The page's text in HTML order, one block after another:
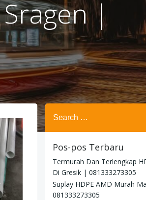
|
Search
for:
Pos-pos Terbaru
Termurah Dan Terlengkap
Di Gresik | 081333273305
Suplay HDPE AMD Murah
081333273305